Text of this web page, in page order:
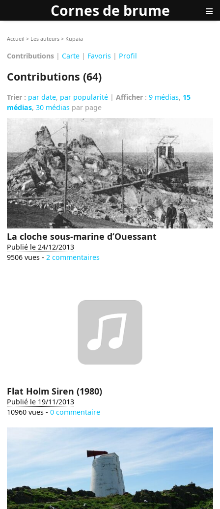
Cornes de brume ≡
Accueil > Les auteurs > Kupaia
Contributions | Carte | Favoris | Profil
Contributions (64)
Trier : par date, par popularité |Afficher :9 médias, 15
médias,30 médias par page
La cloche sous-marine d’Ouessant
Publié le 24/12/2013
9506 vues - 2 commentaires
Flat Holm Siren (1980)
Publié le 19/11/2013
10960 vues -0 commentaire